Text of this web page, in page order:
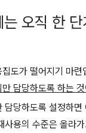
오직 한
도가 떨어지기 마련
담당하도록 하는
담당하도록 설정하면
사용의 수준은 올라